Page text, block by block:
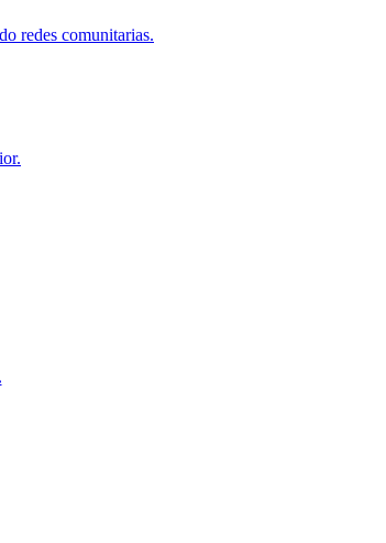
redes comunitarias.